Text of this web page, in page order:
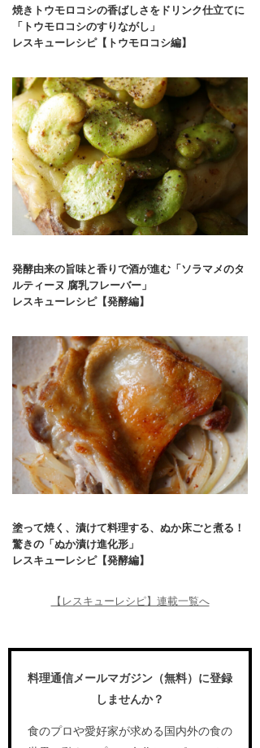
焼きトウモロコシの香ばしさをドリンク仕立てに
「トウモロコシのすりながし」
レスキューレシピ【トウモロコシ編】
発酵由来の旨味と香りで酒が進む「ソラマメのタ
ルティーヌ 腐乳フレーバー」
レスキューレシピ【発酵編】
塗って焼く、漬けて料理する、ぬか床ごと煮る！
驚きの「ぬか漬け進化形」
レスキューレシピ【発酵編】
【レスキューレシピ】連載一覧へ
料理通信メールマガジン（無料）に登録
しませんか？
食のプロや愛好家が求める国内外の食の